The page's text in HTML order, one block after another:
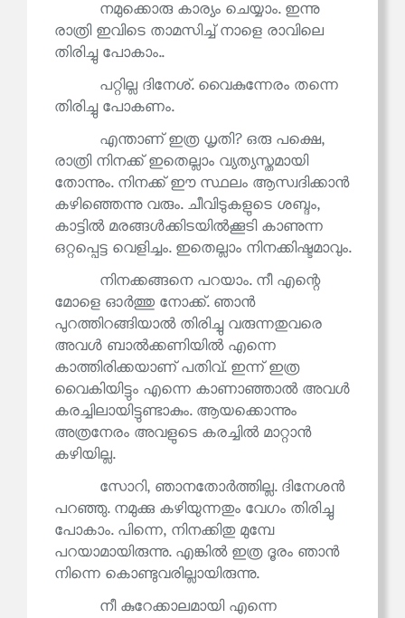
നമുക്കൊരു കാര്യം ചെയ്യാം. ഇന്നു
രാത്രി ഇവിടെ താമസിച്ച് നാളെ രാവിലെ
തിരിച്ചു പോകാം..
പറ്റില്ല ദിനേശ്. വൈകുന്നേരം തന്നെ
തിരിച്ചു പോകണം.
എന്താണ് ഇത്ര ധൃതി? ഒരു പക്ഷെ,
രാത്രി നിനക്ക് ഇതെല്ലാം വ്യത്യസ്തമായി
തോന്നും. നിനക്ക് ഈ സ്ഥലം ആസ്വദിക്കാൻ
കഴിഞ്ഞെന്നു വരും. ചീവിടുകളുടെ ശബ്ദം,
കാട്ടിൽ മരങ്ങൾക്കിടയിൽക്കൂടി കാണുന്ന
ഒറ്റപ്പെട്ട വെളിച്ചം. ഇതെല്ലാം നിനക്കിഷ്ടമാവും.
നിനക്കങ്ങനെ പറയാം. നീ എന്റെ
മോളെ ഓർത്തു നോക്ക്. ഞാൻ
പുറത്തിറങ്ങിയാൽ തിരിച്ചു വരുന്നതുവരെ
അവൾ ബാൽക്കണിയിൽ എന്നെ
കാത്തിരിക്കയാണ് പതിവ്. ഇന്ന് ഇത്ര
വൈകിയിട്ടും എന്നെ കാണാഞ്ഞാൽ അവൾ
കരച്ചിലായിട്ടുണ്ടാകും. ആയക്കൊന്നും
അത്രനേരം അവളുടെ കരച്ചിൽ മാറ്റാൻ
കഴിയില്ല.
സോറി, ഞാനതോർത്തില്ല. ദിനേശൻ
പറഞ്ഞു. നമുക്കു കഴിയുന്നതും വേഗം തിരിച്ചു
പോകാം. പിന്നെ, നിനക്കിതു മുമ്പേ
പറയാമായിരുന്നു. എങ്കിൽ ഇത്ര ദൂരം ഞാൻ
നിന്നെ കൊണ്ടുവരില്ലായിരുന്നു.
നീ കുറേക്കാലമായി എന്നെ